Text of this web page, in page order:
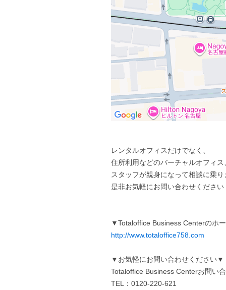
レンタルオフィスだけでなく、
住所利用などのバーチャルオフィ
スタッフが親身になって相談に乗り
是非お気軽にお問い合わせください
▼Totaloffice Business Centerのホ
http://www.totaloffice758.com
▼お気軽にお問い合わせください▼
Totaloffice Business Centerお問い
TEL：0120-220-621